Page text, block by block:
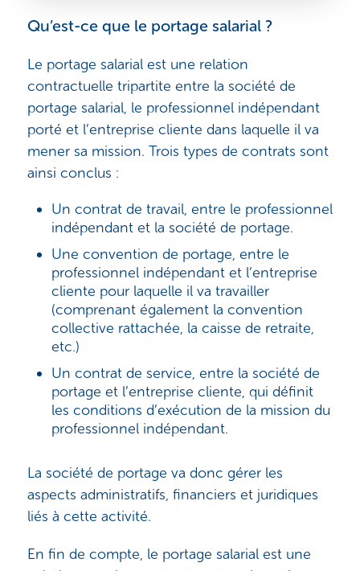
Qu’est-ce que le portage salarial ?
Le portage salarial est une relation
contractuelle tripartite entre la société de
portage salarial, le professionnel indépendant
porté et l’entreprise cliente dans laquelle il va
mener sa mission. Trois types de contrats sont
ainsi conclus :
Un contrat de travail, entre le professionnel
indépendant et la société de portage.
Une convention de portage, entre le
professionnel indépendant et l’entreprise
cliente pour laquelle il va travailler
(comprenant également la convention
collective rattachée, la caisse de retraite,
etc.)
Un contrat de service, entre la société de
portage et l’entreprise cliente, qui définit
les conditions d’exécution de la mission du
professionnel indépendant.
La société de portage va donc gérer les
aspects administratifs, financiers et juridiques
liés à cette activité.
En fin de compte, le portage salarial est une